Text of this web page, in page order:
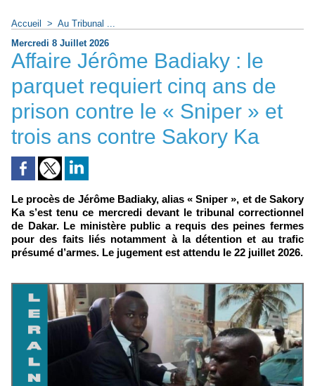
Accueil > Au Tribunal ...
Mercredi 8 Juillet 2026
Affaire Jérôme Badiaky : le
parquet requiert cinq ans de
prison contre le « Sniper » et
trois ans contre Sakory Ka
Le procès de Jérôme Badiaky, alias « Sniper », et de Sakory
Ka s’est tenu ce mercredi devant le tribunal correctionnel
de Dakar. Le ministère public a requis des peines fermes
pour des faits liés notamment à la détention et au trafic
présumé d’armes. Le jugement est attendu le 22 juillet 2026.